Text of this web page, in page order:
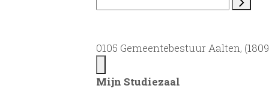
0105 Gemeentebestuur Aalten,
Mijn Studiezaal